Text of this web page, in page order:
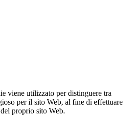
viene utilizzato per distinguere tra
per il sito Web, al fine di effettuare
proprio sito Web.